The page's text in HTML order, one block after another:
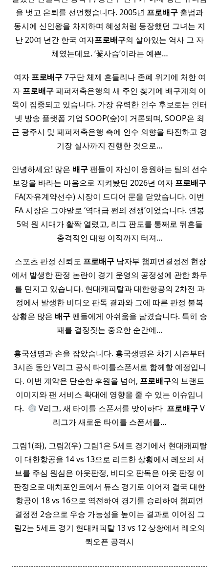
을 벗고 은퇴를 선언했습니다. 2005년 프로배구 출범과
동시에 신인왕을 차지하며 혜성처럼 등장했던 그녀는 지
난 20여 년간 한국 여자프로배구의 살아있는 역사 그 자
체였는데요. ‘꽃사슴’이라는 예쁜…
여자 프로배구7구단 체제 흔들리나 존폐 위기에 처한 여
자 프로배구페퍼저축은행의 새 주인 찾기에 배구계의 이
목이 집중되고 있습니다. 가장 유력한 인수 후보로는 인터
넷 방송 플랫폼 기업 SOOP(숲)이 거론되며, SOOP은 최
근 광주시 및 페퍼저축은행 측에 인수 의향을 타진하고 경
기장 실사까지 진행한 것으로…
안녕하세요! 많은 배구 팬들이 자신이 응원하는 팀의 선수
보강을 바라는 마음으로 지켜봤던 2026년 여자 프로배구
FA(자유계약선수) 시장이 드디어 문을 닫았습니다. 이번
FA 시장은 그야말로 ‘역대급 쩐의 전쟁’이었습니다. 연봉
5억 원 시대가 활짝 열렸고, 리그 판도를 통째로 뒤흔들
충격적인 대형 이적까지 터져…
​ 스포츠 판정 신뢰도 프로배구 남자부 챔피언결정전 현장
에서 발생한 판정 논란이 경기 운영의 공정성에 관한 화두
를 던지고 있습니다. 현대캐피탈과 대한항공의 2차전 과
정에서 발생한 비디오 판독 결과와 그에 따른 판정 불복
상황은 많은 배구 팬들에게 아쉬움을 남겼습니다. 특히 승
패를 결정짓는 중요한 순간에…
흥국생명과 손을 잡았습니다. 흥국생명은 차기 시즌부터
3시즌 동안 V리그 공식 타이틀스폰서로 함께할 예정입니
다. 이번 계약은 단순한 후원을 넘어, 프로배구의 브랜드
이미지와 팬 서비스 확대에 영향을 줄 수 있는 이슈입니
다. ​
V리그, 새 타이틀 스폰서를 맞이하다 ​ 프로배구V
리그가 새로운 타이틀 스폰서를…
그림1(좌), 그림2(우) 그림1은 5세트 경기에서 현대캐피탈
이 대한항공을 14 vs 13으로 리드한 상황에서 레오의 서
브를 주심 원심은 아웃판정, 비디오 판독은 아웃 판정 이
판정으로 매치포인트에서 듀스 경기로 이어져 결국 대한
항공이 18 vs 16으로 역전하여 경기를 승리하여 챔피언
결정전 2승으로 우승 가능성을 높이는 결과로 이어짐 그
림2는 5세트 경기 현대캐피탈 13 vs 12 상황에서 레오의
퀵오픈 공격시